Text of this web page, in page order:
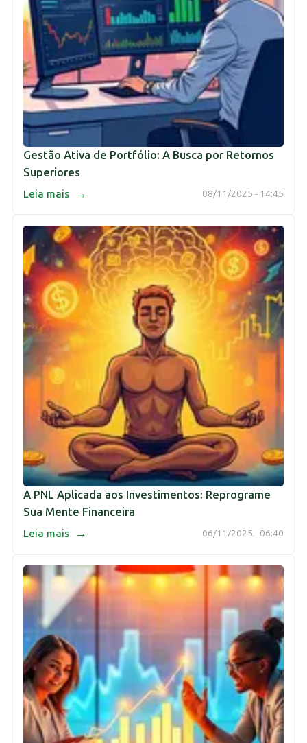
Gestão Ativa de Portfólio: A Busca por Retornos
Superiores
08/11/2025 - 14:45
Leia mais →
A PNL Aplicada aos Investimentos: Reprograme
Sua Mente Financeira
06/11/2025 - 06:40
Leia mais →